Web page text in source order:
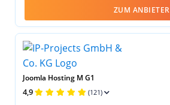
ZUM ANBIETER
Joomla Hosting M G1
4,9 (121)